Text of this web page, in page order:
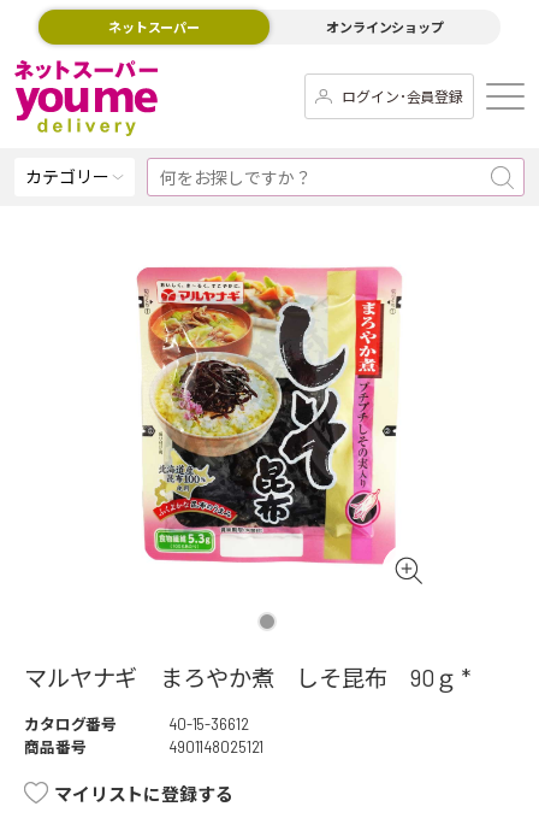
ネットスーパー オンラインショップ
ログイン･会員登録
カテゴリー
マルヤナギ まろやか煮 しそ昆布 90ｇ *
カタログ番号
40-15-36612
商品番号
4901148025121
マイリストに登録する